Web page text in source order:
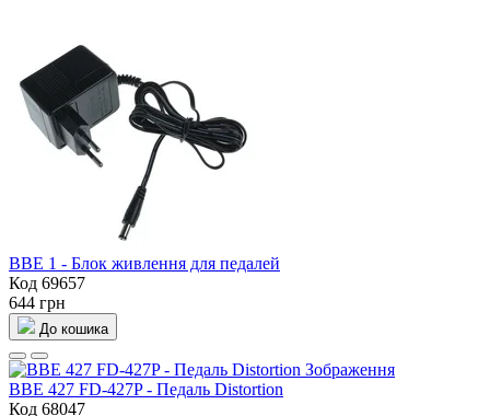
BBE 1 - Блок живлення для педалей
Код 69657
644 грн
До кошика
BBE 427 FD-427P - Педаль Distortion
Код 68047